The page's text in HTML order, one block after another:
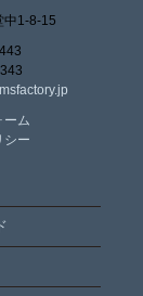
中1-8-15
ーム
シー